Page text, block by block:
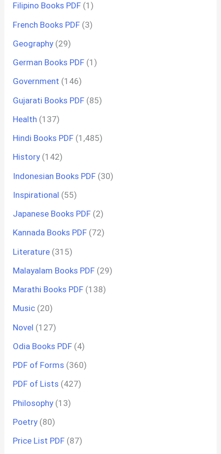
Filipino Books PDF (1)
French Books PDF (3)
Geography (29)
German Books PDF (1)
Government (146)
Gujarati Books PDF (85)
Health (137)
Hindi Books PDF (1,485)
History (142)
Indonesian Books PDF (30)
Inspirational (55)
Japanese Books PDF (2)
Kannada Books PDF (72)
Literature (315)
Malayalam Books PDF (29)
Marathi Books PDF (138)
Music (20)
Novel (127)
Odia Books PDF (4)
PDF of Forms (360)
PDF of Lists (427)
Philosophy (13)
Poetry (80)
Price List PDF (87)